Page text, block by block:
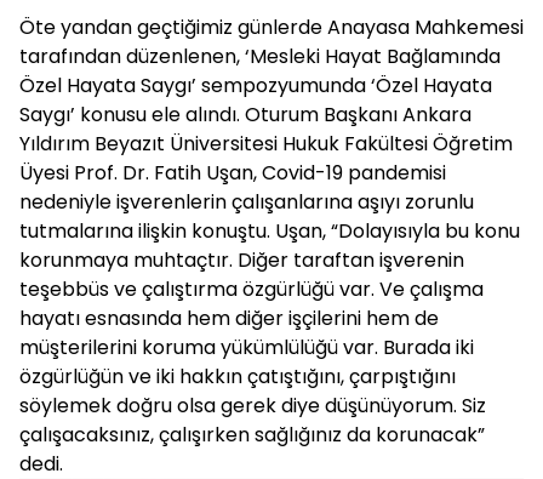
Öte yandan geçtiğimiz günlerde Anayasa Mahkemesi
tarafından düzenlenen, ‘Mesleki Hayat Bağlamında
Özel Hayata Saygı’ sempozyumunda ‘Özel Hayata
Saygı’ konusu ele alındı. Oturum Başkanı Ankara
Yıldırım Beyazıt Üniversitesi Hukuk Fakültesi Öğretim
Üyesi Prof. Dr. Fatih Uşan, Covid-19 pandemisi
nedeniyle işverenlerin çalışanlarına aşıyı zorunlu
tutmalarına ilişkin konuştu. Uşan, “Dolayısıyla bu konu
korunmaya muhtaçtır. Diğer taraftan işverenin
teşebbüs ve çalıştırma özgürlüğü var. Ve çalışma
hayatı esnasında hem diğer işçilerini hem de
müşterilerini koruma yükümlülüğü var. Burada iki
özgürlüğün ve iki hakkın çatıştığını, çarpıştığını
söylemek doğru olsa gerek diye düşünüyorum. Siz
çalışacaksınız, çalışırken sağlığınız da korunacak”
dedi.